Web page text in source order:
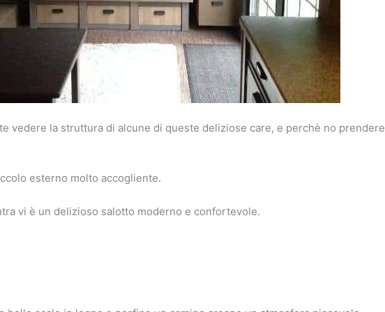
vedere la struttura di alcune di queste deliziose care, e perchè no prendere
esterno molto accogliente.
vi è un delizioso salotto moderno e confortevole.